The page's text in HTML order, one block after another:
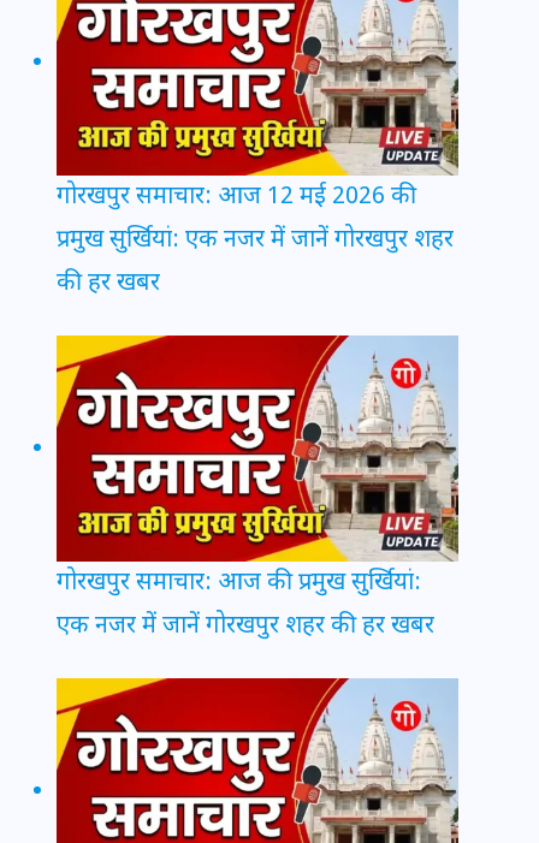
गोरखपुर समाचार: आज 12 मई 2026 की
प्रमुख सुर्खियां: एक नजर में जानें गोरखपुर शहर
की हर खबर
गोरखपुर समाचार: आज की प्रमुख सुर्खियां:
एक नजर में जानें गोरखपुर शहर की हर खबर